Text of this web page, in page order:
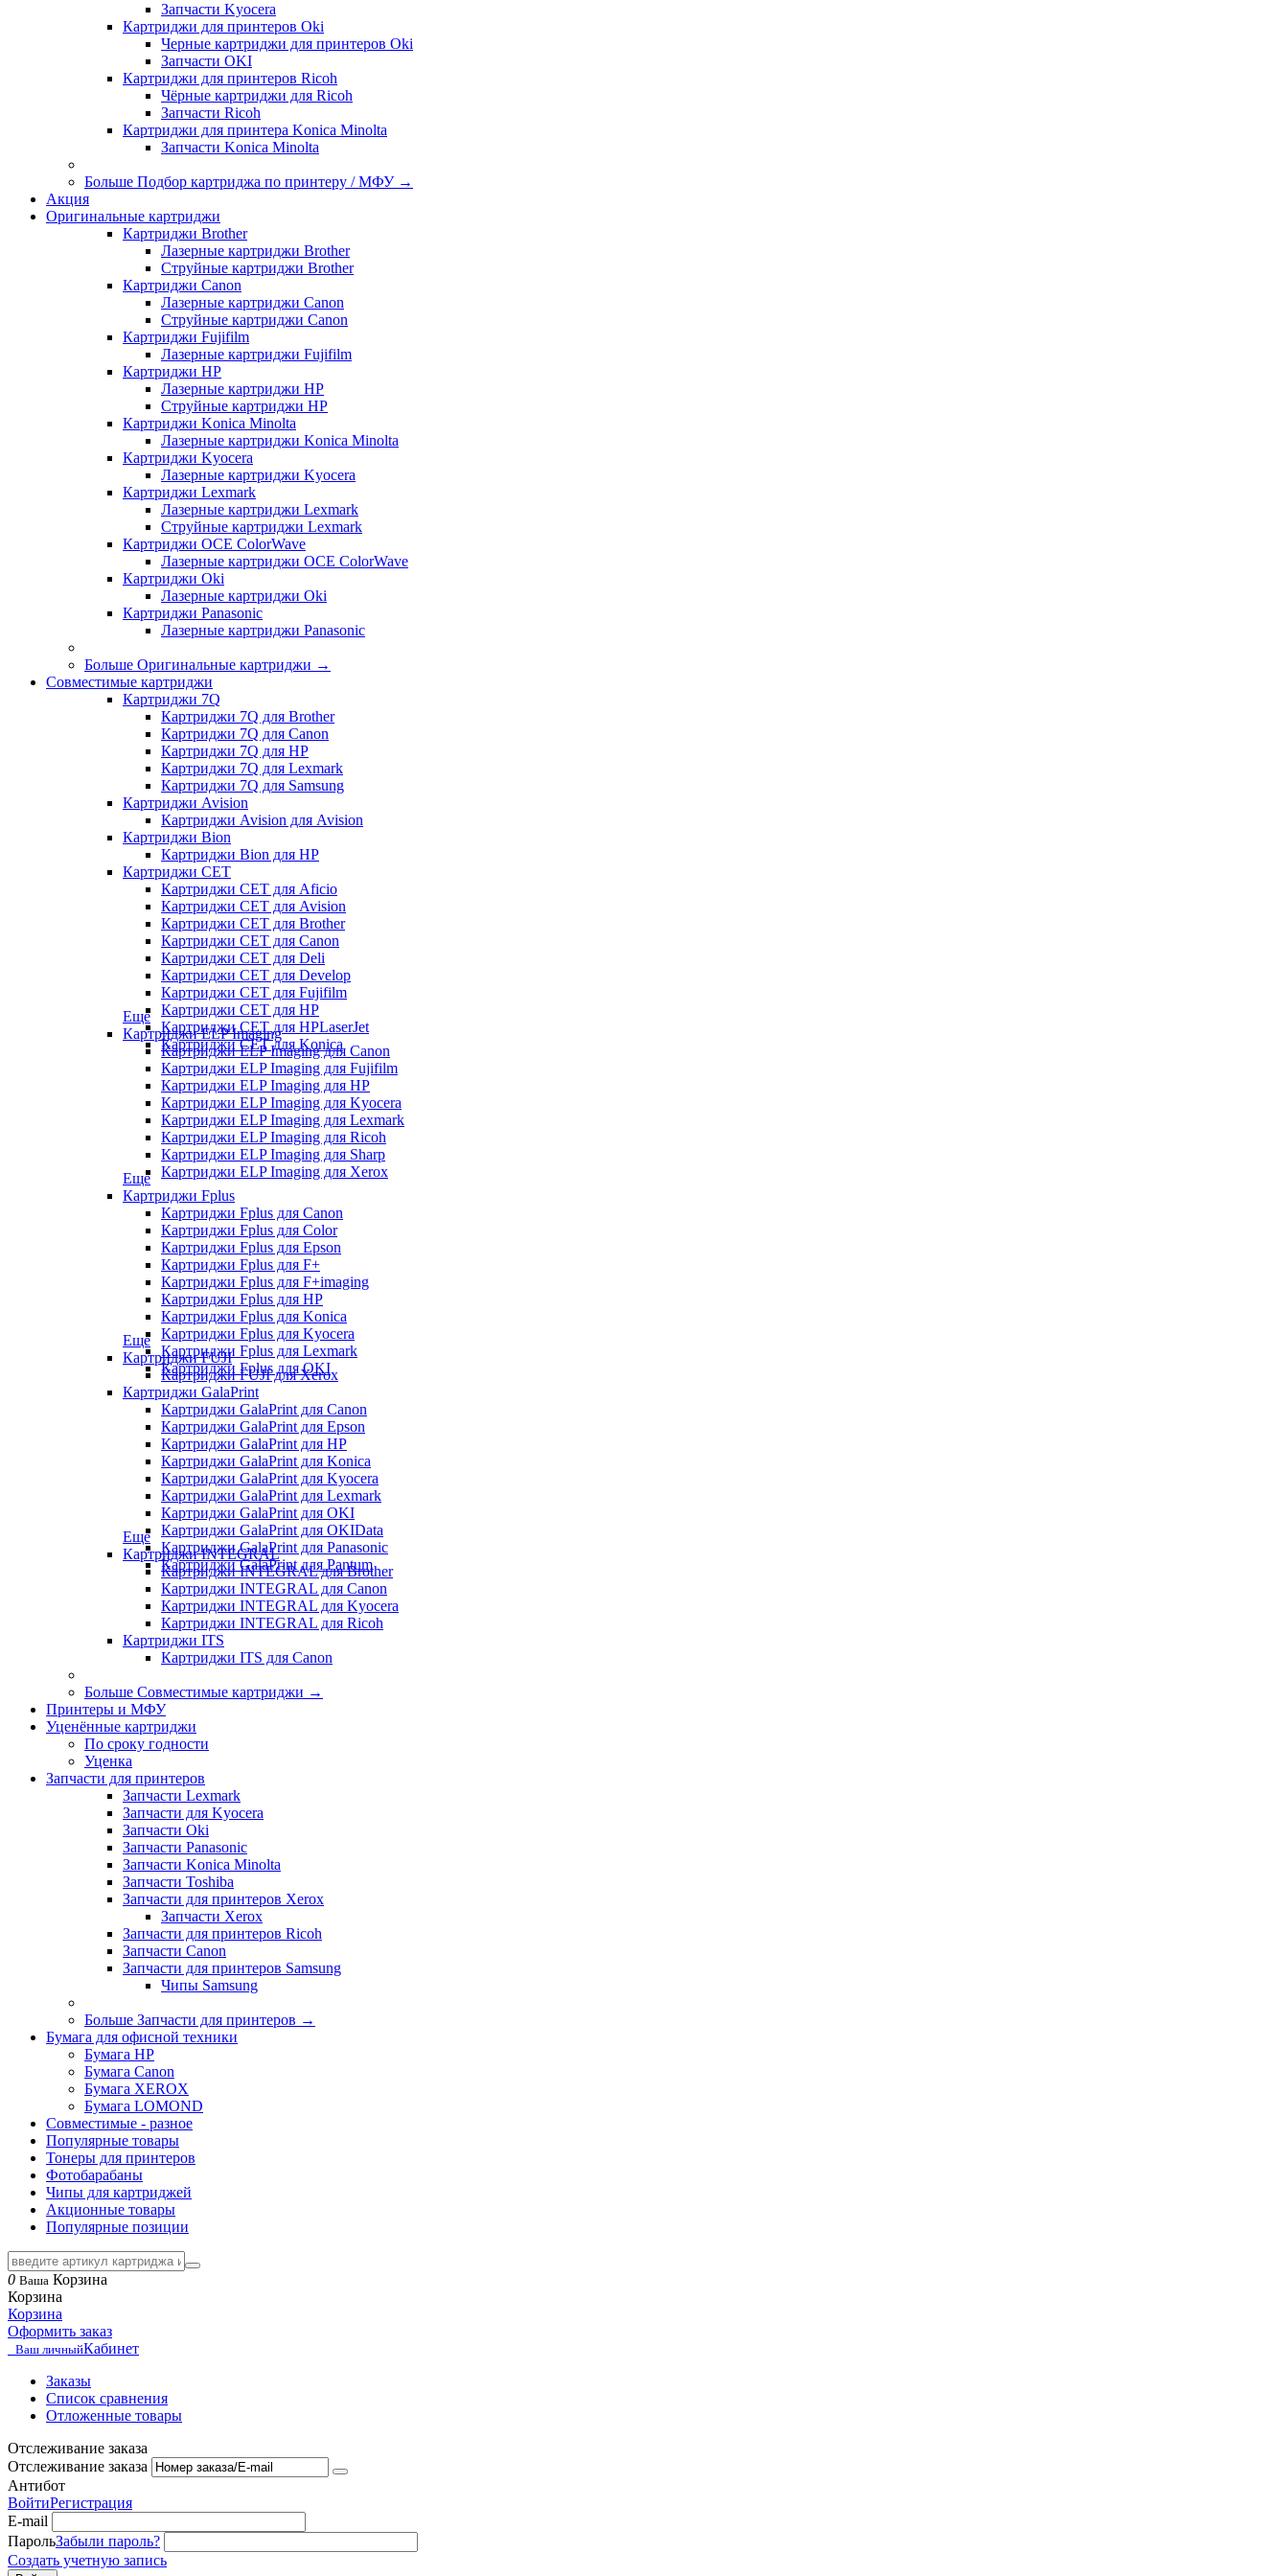
Запчасти Kyocera
Картриджи для принтеров Oki
Черные картриджи для принтеров Oki
Запчасти OKI
Картриджи для принтеров Ricoh
Чёрные картриджи для Ricoh
Запчасти Ricoh
Картриджи для принтера Konica Minolta
Запчасти Koniсa Minolta
Больше Подбор картриджа по принтеру / МФУ →
Акция
Оригинальные картриджи
Картриджи Brother
Лазерные картриджи Brother
Струйные картриджи Brother
Картриджи Canon
Лазерные картриджи Canon
Струйные картриджи Canon
Картриджи Fujifilm
Лазерные картриджи Fujifilm
Картриджи HP
Лазерные картриджи HP
Струйные картриджи HP
Картриджи Konica Minolta
Лазерные картриджи Konica Minolta
Картриджи Kyocera
Лазерные картриджи Kyocera
Картриджи Lexmark
Лазерные картриджи Lexmark
Струйные картриджи Lexmark
Картриджи OCE ColorWave
Лазерные картриджи OCE ColorWave
Картриджи Oki
Лазерные картриджи Oki
Картриджи Panasonic
Лазерные картриджи Panasonic
Больше Оригинальные картриджи →
Совместимые картриджи
Картриджи 7Q
Картриджи 7Q для Brother
Картриджи 7Q для Canon
Картриджи 7Q для HP
Картриджи 7Q для Lexmark
Картриджи 7Q для Samsung
Картриджи Avision
Картриджи Avision для Avision
Картриджи Bion
Картриджи Bion для HP
Картриджи CET
Картриджи CET для Aficio
Картриджи CET для Avision
Картриджи CET для Brother
Картриджи CET для Canon
Картриджи CET для Deli
Картриджи CET для Develop
Картриджи CET для Fujifilm
Картриджи CET для HP
Картриджи CET для HPLaserJet
Картриджи CET для Konica
Еще
Картриджи ELP Imaging
Картриджи ELP Imaging для Canon
Картриджи ELP Imaging для Fujifilm
Картриджи ELP Imaging для HP
Картриджи ELP Imaging для Kyocera
Картриджи ELP Imaging для Lexmark
Картриджи ELP Imaging для Ricoh
Картриджи ELP Imaging для Sharp
Картриджи ELP Imaging для Xerox
Еще
Картриджи Fplus
Картриджи Fplus для Canon
Картриджи Fplus для Color
Картриджи Fplus для Epson
Картриджи Fplus для F+
Картриджи Fplus для F+imaging
Картриджи Fplus для HP
Картриджи Fplus для Konica
Картриджи Fplus для Kyocera
Картриджи Fplus для Lexmark
Картриджи Fplus для OKI
Еще
Картриджи FUJI
Картриджи FUJI для Xerox
Картриджи GalaPrint
Картриджи GalaPrint для Canon
Картриджи GalaPrint для Epson
Картриджи GalaPrint для HP
Картриджи GalaPrint для Konica
Картриджи GalaPrint для Kyocera
Картриджи GalaPrint для Lexmark
Картриджи GalaPrint для OKI
Картриджи GalaPrint для OKIData
Картриджи GalaPrint для Panasonic
Картриджи GalaPrint для Pantum
Еще
Картриджи INTEGRAL
Картриджи INTEGRAL для Brother
Картриджи INTEGRAL для Canon
Картриджи INTEGRAL для Kyocera
Картриджи INTEGRAL для Ricoh
Картриджи ITS
Картриджи ITS для Canon
Больше Совместимые картриджи →
Принтеры и МФУ
Уценённые картриджи
По сроку годности
Уценка
Запчасти для принтеров
Запчасти Lexmark
Запчасти для Kyocera
Запчасти Oki
Запчасти Panasonic
Запчасти Koniсa Minolta
Запчасти Toshiba
Запчасти для принтеров Xerox
Запчасти Xerox
Запчасти для принтеров Ricoh
Запчасти Canon
Запчасти для принтеров Samsung
Чипы Samsung
Больше Запчасти для принтеров →
Бумага для офисной техники
Бумага HP
Бумага Canon
Бумага XEROX
Бумага LOMOND
Совместимые - разное
Популярные товары
Тонеры для принтеров
Фотобарабаны
Чипы для картриджей
Акционные товары
Популярные позиции
0 Ваша Корзина
Корзина
Корзина
Оформить заказ
Ваш личныйКабинет
Заказы
Список сравнения
Отложенные товары
Отслеживание заказа
Отслеживание заказа
Антибот
ВойтиРегистрация
E-mail
ПарольЗабыли пароль?
Создать учетную запись